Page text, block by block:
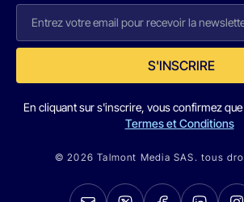
S'INSCRIRE
En cliquant sur s'inscrire, vous confirmez
Termes et Conditions
© 2026 Talmont Media SAS. tous